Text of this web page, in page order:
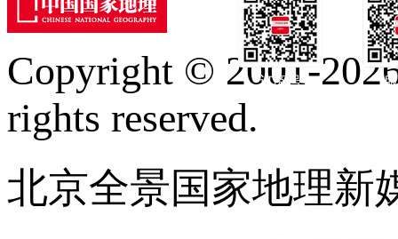
订阅号
Copyright © 2001-
rights reserved.
北京全景国家地理新